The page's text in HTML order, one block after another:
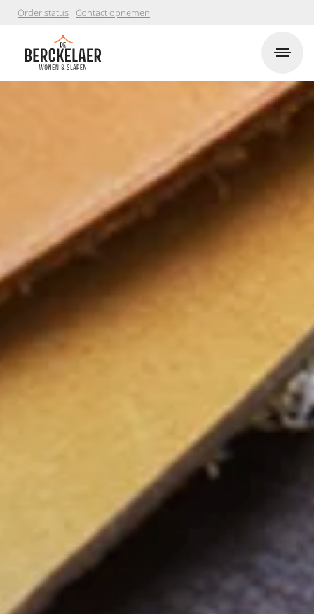
Order status Contact opnemen